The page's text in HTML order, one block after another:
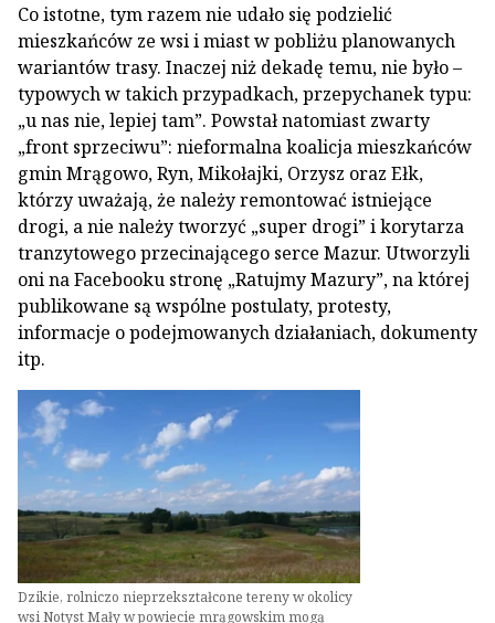
Co istotne, tym razem nie udało się podzielić
mieszkańców ze wsi i miast w pobliżu planowanych
wariantów trasy. Inaczej niż dekadę temu, nie było –
typowych w takich przypadkach, przepychanek typu:
„u nas nie, lepiej tam”. Powstał natomiast zwarty
„front sprzeciwu”: nieformalna koalicja mieszkańców
gmin Mrągowo, Ryn, Mikołajki, Orzysz oraz Ełk,
którzy uważają, że należy remontować istniejące
drogi, a nie należy tworzyć „super drogi” i korytarza
tranzytowego przecinającego serce Mazur. Utworzyli
oni na Facebooku stronę „Ratujmy Mazury”, na której
publikowane są wspólne postulaty, protesty,
informacje o podejmowanych działaniach, dokumenty
itp.
Dzikie, rolniczo nieprzekształcone tereny w okolicy
wsi Notyst Mały w powiecie mrągowskim mogą